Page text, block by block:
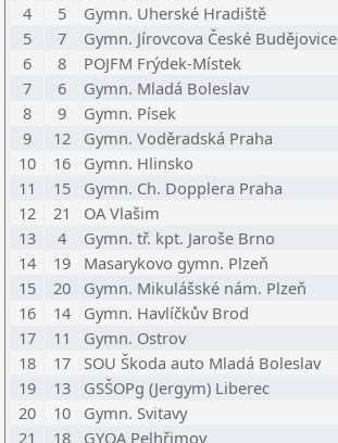
4
5 Gymn. Uherské Hradiště
5
7 Gymn. Jírovcova České Budějovice
6
8 POJFM Frýdek-Místek
7
6 Gymn. Mladá Boleslav
8
9 Gymn. Písek
9
12 Gymn. Voděradská Praha
10
16 Gymn. Hlinsko
11
15 Gymn. Ch. Dopplera Praha
12
21 OA Vlašim
13
4 Gymn. tř. kpt. Jaroše Brno
14
19 Masarykovo gymn. Plzeň
15
20 Gymn. Mikulášské nám. Plzeň
16
14 Gymn. Havlíčkův Brod
17
11 Gymn. Ostrov
18
17 SOU Škoda auto Mladá Boleslav
19
13 GSŠOPg (Jergym) Liberec
20
10 Gymn. Svitavy
21
18 GYOA Pelhřimov